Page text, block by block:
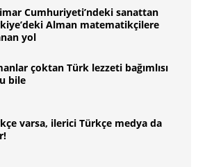
Cumhuriyeti’ndeki sanattan
Alman matematikçilere
yol
çoktan Türk lezzeti bağımlısı
bile
varsa, ilerici Türkçe medya da